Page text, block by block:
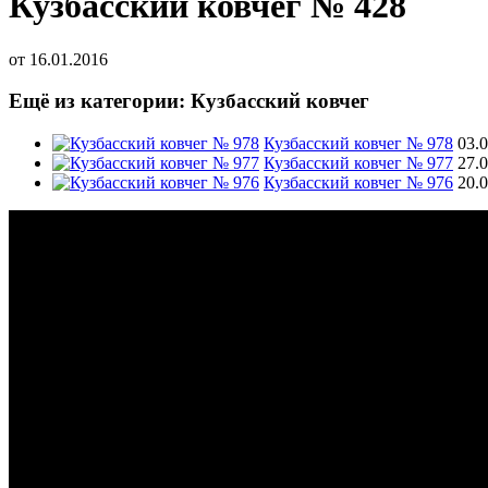
от 16.01.2016
Ещё из категории: Кузбасский ковчег
Кузбасский ковчег № 978
Кузбасский ковчег № 977
Кузбасский ковчег № 976